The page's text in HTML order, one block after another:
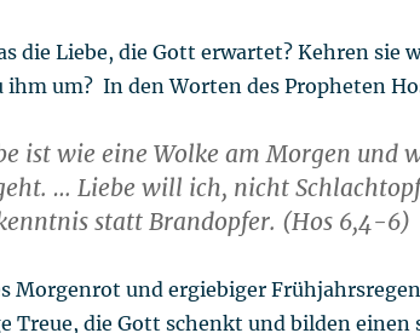
die Liebe, die Gott erwartet? Kehren sie
ihm um? In den Worten des Propheten
ist wie eine Wolke am Morgen und
… Liebe will ich, nicht
statt Brandopfer. (Hos 6,4-6)
Morgenrot und ergiebiger
Treue, die Gott schenkt und bilden